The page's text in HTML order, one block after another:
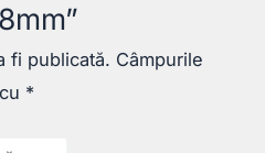
fi publicată. Câmpurile
*